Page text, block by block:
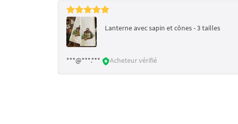
Lanterne avec sapin et cônes - 3 tailles
***@***.*** Acheteur vérifié